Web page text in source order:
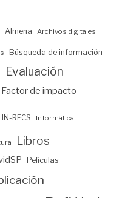
Almena Archivos digitales
Búsqueda de información
Evaluación
Factor de impacto
IN-RECS Informática
Libros
Películas